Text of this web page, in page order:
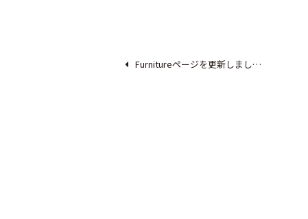
Furnitureページを更新しまし…